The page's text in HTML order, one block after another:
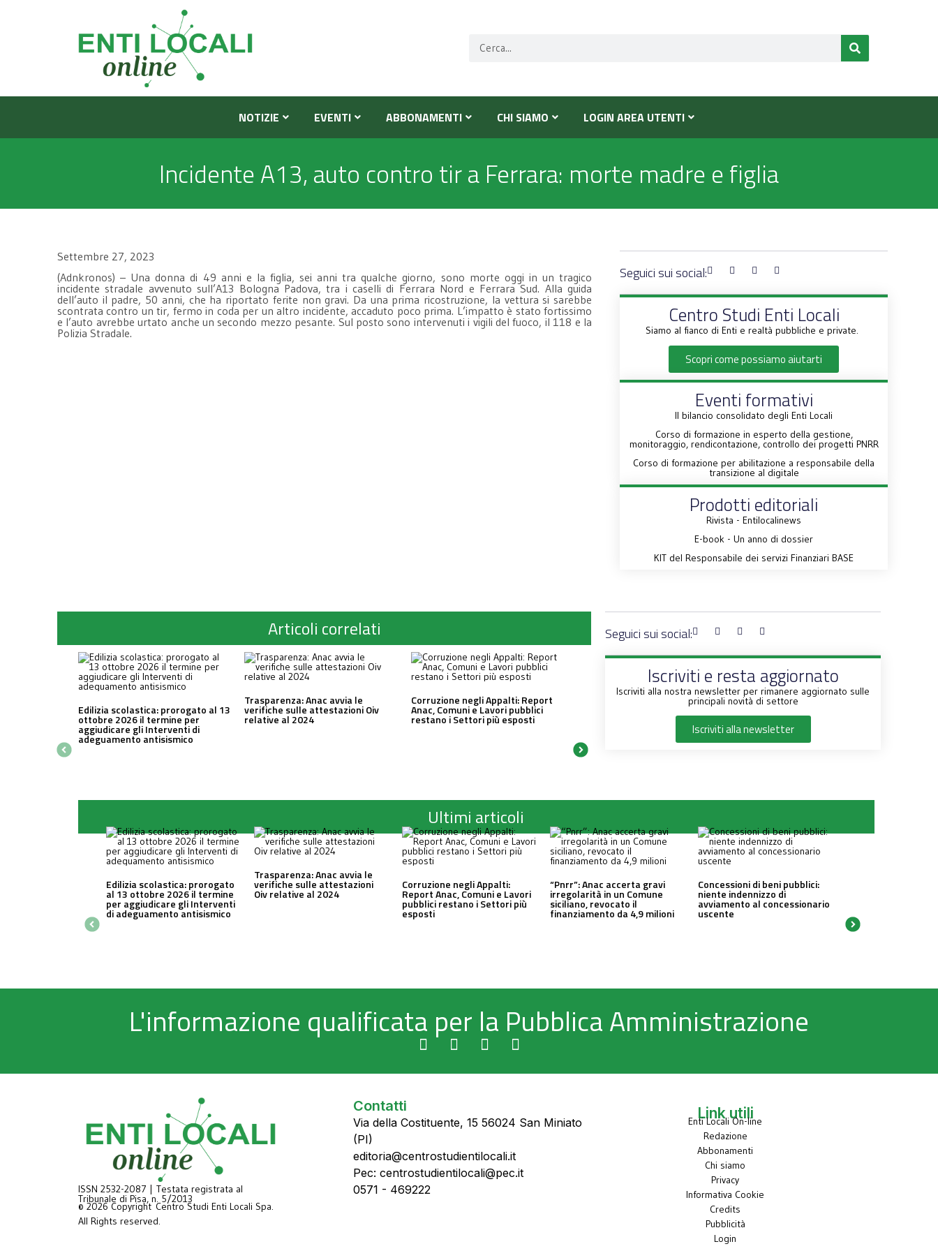
NOTIZIE EVENTI ABBONAMENTI CHI SIAMO LOGIN AREA UTENTI
Incidente A13, auto contro tir a Ferrara: morte madre e figlia
Settembre 27, 2023
(Adnkronos) – Una donna di 49 anni e la figlia, sei anni tra qualche giorno, sono morte oggi in un tragico
incidente stradale avvenuto sull’A13 Bologna Padova, tra i caselli di Ferrara Nord e Ferrara Sud. Alla guida
dell’auto il padre, 50 anni, che ha riportato ferite non gravi. Da una prima ricostruzione, la vettura si sarebbe
scontrata contro un tir, fermo in coda per un altro incidente, accaduto poco prima. L’impatto è stato fortissimo
e l’auto avrebbe urtato anche un secondo mezzo pesante. Sul posto sono intervenuti i vigili del fuoco, il 118 e la
Polizia Stradale.
Seguici sui social:
Centro Studi Enti Locali
Siamo al fianco di Enti e realtà pubbliche e private.
Scopri come possiamo aiutarti
Eventi formativi
Il bilancio consolidato degli Enti Locali
Corso di formazione in esperto della gestione,
monitoraggio, rendicontazione, controllo dei progetti PNRR
Corso di formazione per abilitazione a responsabile della
transizione al digitale
Prodotti editoriali
Rivista - Entilocalinews
E-book - Un anno di dossier
KIT del Responsabile dei servizi Finanziari BASE
Articoli correlati
Edilizia scolastica: prorogato al 13
ottobre 2026 il termine per
aggiudicare gli Interventi di
adeguamento antisismico
Trasparenza: Anac avvia le
verifiche sulle attestazioni Oiv
relative al 2024
Corruzione negli Appalti: Report
Anac, Comuni e Lavori pubblici
restano i Settori più esposti
Seguici sui social:
Iscriviti e resta aggiornato
Iscriviti alla nostra newsletter per rimanere aggiornato sulle
principali novità di settore
Iscriviti alla newsletter
Ultimi articoli
Edilizia scolastica: prorogato
al 13 ottobre 2026 il termine
per aggiudicare gli Interventi
di adeguamento antisismico
Trasparenza: Anac avvia le
verifiche sulle attestazioni
Oiv relative al 2024
Corruzione negli Appalti:
Report Anac, Comuni e Lavori
pubblici restano i Settori più
esposti
“Pnrr”: Anac accerta gravi
irregolarità in un Comune
siciliano, revocato il
finanziamento da 4,9 milioni
Concessioni di beni pubblici:
niente indennizzo di
avviamento al concessionario
uscente
L'informazione qualificata per la Pubblica Amministrazione
ISSN 2532-2087 | Testata registrata al
Tribunale di Pisa, n. 5/2013
© 2026 Copyright Centro Studi Enti Locali Spa.
All Rights reserved.
Contatti
Via della Costituente, 15 56024 San Miniato
(PI)
editoria@centrostudientilocali.it
Pec: centrostudientilocali@pec.it
0571 - 469222
Link utili
Enti Locali On-line
Redazione
Abbonamenti
Chi siamo
Privacy
Informativa Cookie
Credits
Pubblicità
Login